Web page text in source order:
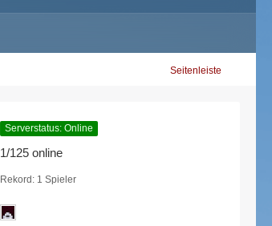
Seitenleiste
Serverstatus: Online
1/125 online
Rekord: 1 Spieler